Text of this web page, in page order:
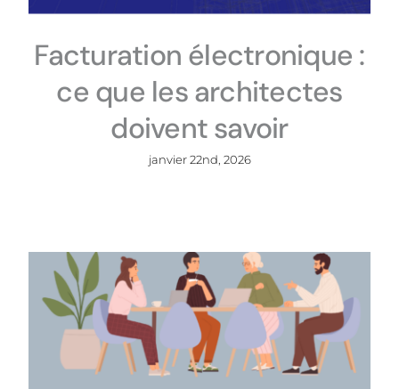
Facturation électronique :
ce que les architectes
doivent savoir
janvier 22nd, 2026